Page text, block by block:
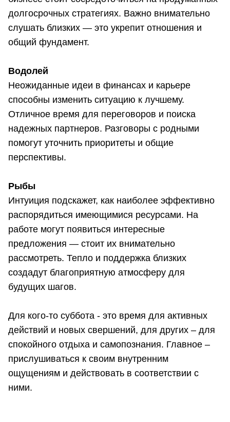
долгосрочных стратегиях. Важно внимательно
слушать близких — это укрепит отношения и
общий фундамент.
Водолей
Неожиданные идеи в финансах и карьере
способны изменить ситуацию к лучшему.
Отличное время для переговоров и поиска
надежных партнеров. Разговоры с родными
помогут уточнить приоритеты и общие
перспективы.
Рыбы
Интуиция подскажет, как наиболее эффективно
распорядиться имеющимися ресурсами. На
работе могут появиться интересные
предложения — стоит их внимательно
рассмотреть. Тепло и поддержка близких
создадут благоприятную атмосферу для
будущих шагов.
Для кого-то суббота - это время для активных
действий и новых свершений, для других – для
спокойного отдыха и самопознания. Главное –
прислушиваться к своим внутренним
ощущениям и действовать в соответствии с
ними.